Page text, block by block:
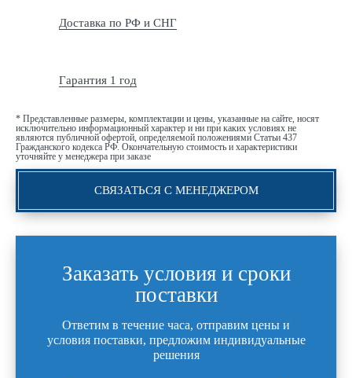
Доставка по РФ и СНГ
Гарантия 1 год
* Представленные размеры, комплектации и цены, указанные на сайте, носят
исключительно информационный характер и ни при каких условиях не
являются публичной офертой, определяемой положениями Статьи 437
Гражданского кодекса РФ. Окончательную стоимость и характеристики
уточняйте у менеджера при заказе
СВЯЗАТЬСЯ С МЕНЕДЖЕРОМ
Заказать условия и сроки
поставки
Ответим в течение часа, отправим цены и
условия поставки, предложим индивидуальные
решения